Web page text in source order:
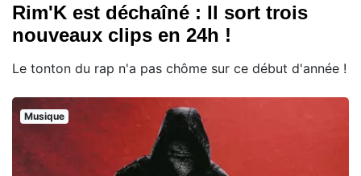
Rim'K est déchaîné : Il sort trois
nouveaux clips en 24h !
Le tonton du rap n'a pas chôme sur ce début d'année !
Musique